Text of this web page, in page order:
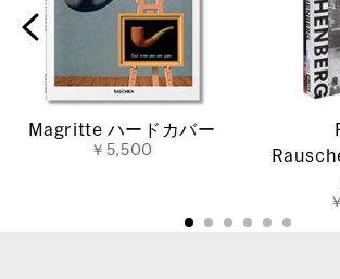
Magritte ハードカバー
￥5,500